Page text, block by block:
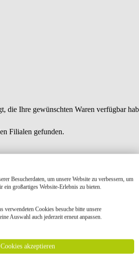
die Ihre gewünschten Waren verfügbar
Filialen gefunden.
*
}} von {{ pagination.pageCount }}
Besucherdaten, um unsere Website zu verbessern, um
ein großartiges Website-Erlebnis zu bieten.
Cookies besuche bitte unsere
Auswahl auch jederzeit erneut anpassen.
akzeptieren